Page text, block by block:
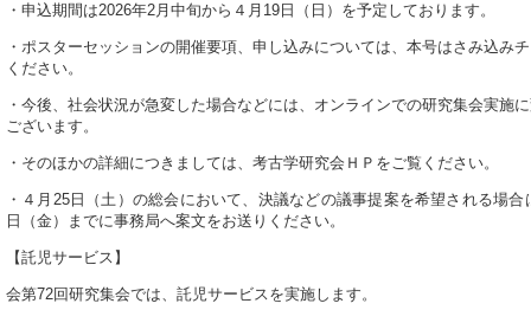
・申込期間は2026年2月中旬から４月19日（日）を予定しております。
・ポスターセッションの開催要項、申し込みについては、本号はさみ込み
ください。
・今後、社会状況が急変した場合などには、オンラインでの研究集会実施
ございます。
・そのほかの詳細につきましては、考古学研究会ＨＰをご覧ください。
・４月25日（土）の総会において、決議などの議事提案を希望される場合
日（金）までに事務局へ案文をお送りください。
【託児サービス】
会第72回研究集会では、託児サービスを実施します。